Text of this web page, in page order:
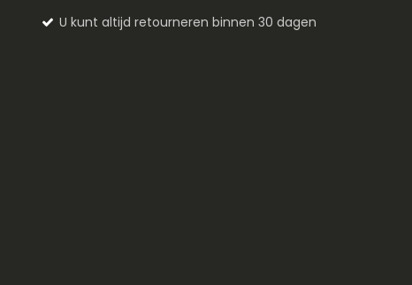
U kunt altijd retourneren binnen 30 dagen